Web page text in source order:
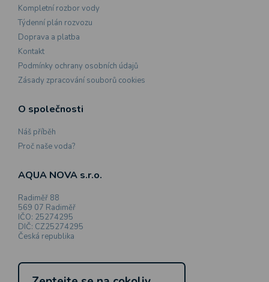
Kompletní rozbor vody
Týdenní plán rozvozu
Doprava a platba
Kontakt
Podmínky ochrany osobních údajů
Zásady zpracování souborů cookies
O společnosti
Náš příběh
Proč naše voda?
AQUA NOVA s.r.o.
Radiměř 88
569 07 Radiměř
IČO: 25274295
DIČ: CZ25274295
Česká republika